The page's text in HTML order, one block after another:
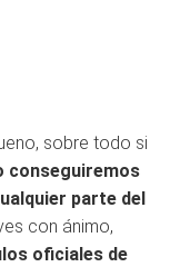
sobre todo si
conseguiremos
parte del
con ánimo,
oficiales de